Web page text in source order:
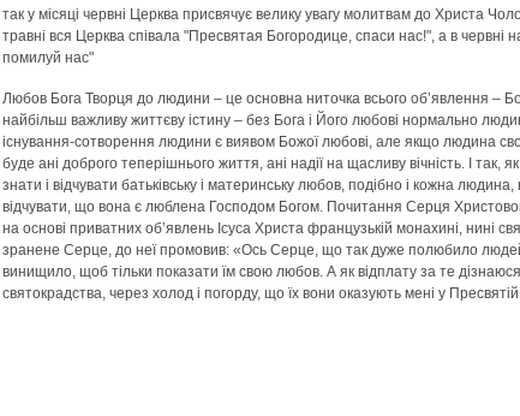
так у місяці червні Церква присвячує велику увагу молитвам до Христа
травні вся Церква співала "Пресвятая Богородице, спаси нас!", а в червні
помилуй нас"
Любов Бога Творця до людини – це основна ниточка всього об’явлення –
найбільш важливу життєву істину – без Бога і Його любові нормально
існування-сотворення людини є виявом Божої любові, але якщо людина
буде ані доброго теперішнього життя, ані надії на щасливу вічність. І
знати і відчувати батьківську і материнську любов, подібно і кожна
відчувати, що вона є люблена Господом Богом. Почитання Серця
на основі приватних об’явлень Ісуса Христа французькій монахині, нині
зранене Серце, до неї промовив: «Ось Серце, що так дуже полюбило
винищило, щоб тільки показати їм свою любов. А як відплату за те дізнаюся
святокрадства, через холод і погорду, що їх вони оказують мені у